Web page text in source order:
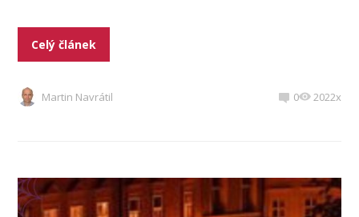
Celý článek
Martin Navrátil 0 2022x